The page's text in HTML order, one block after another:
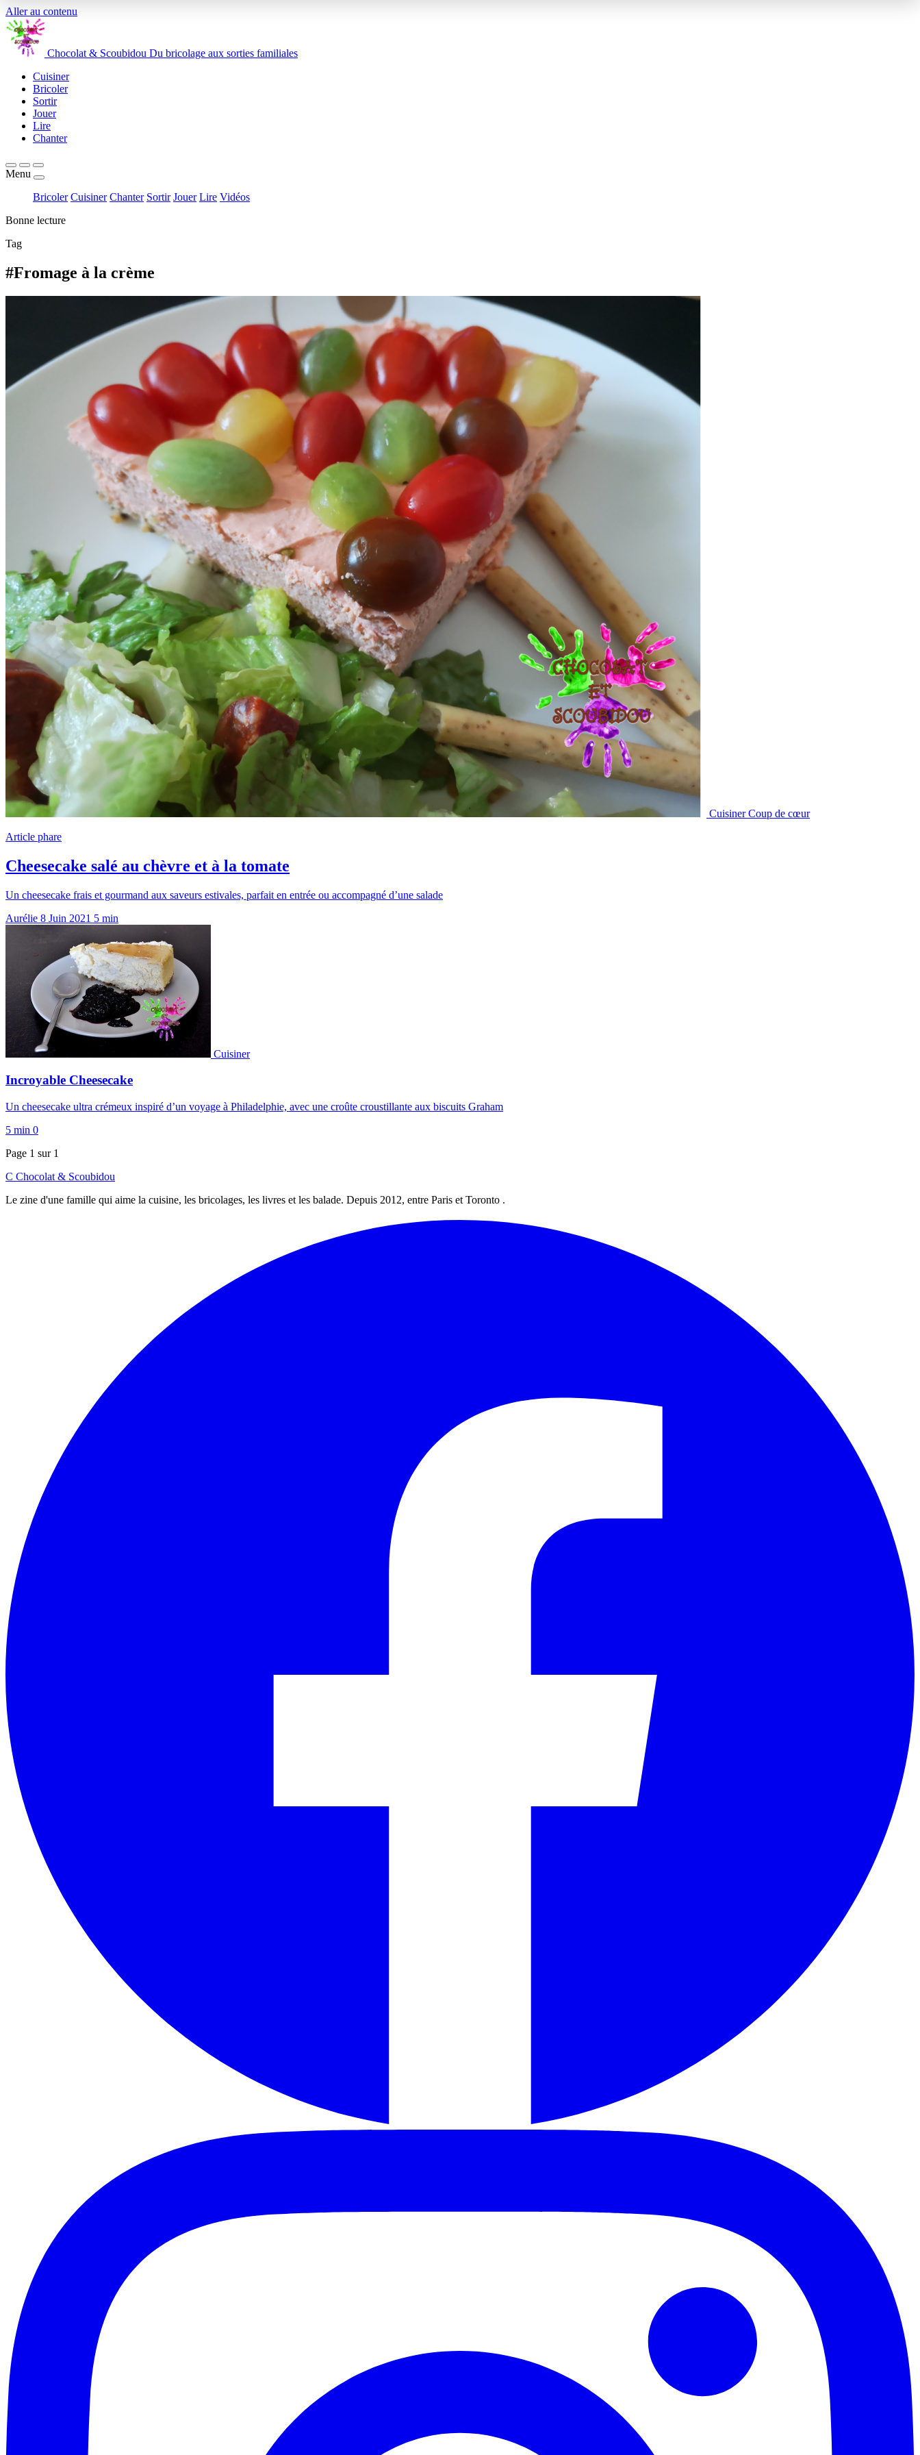
Aller au contenu
Chocolat & Scoubidou Du bricolage aux sorties familiales
Cuisiner
Bricoler
Sortir
Jouer
Lire
Chanter
Menu
Bricoler Cuisiner Chanter Sortir Jouer Lire Vidéos
Bonne lecture
Tag
#Fromage à la crème
Cuisiner Coup de cœur
Article phare
Cheesecake salé au chèvre et à la tomate
Un cheesecake frais et gourmand aux saveurs estivales, parfait en entrée ou accompagné d’une salade
Aurélie 8 Juin 2021 5 min
Cuisiner
Incroyable Cheesecake
Un cheesecake ultra crémeux inspiré d’un voyage à Philadelphie, avec une croûte croustillante aux biscuits Graham
5 min 0
Page 1 sur 1
C Chocolat & Scoubidou
Le zine d'une famille qui aime la cuisine, les bricolages, les livres et les balade. Depuis 2012, entre Paris et Toronto .